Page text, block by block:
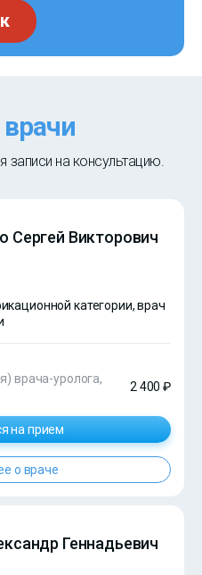
записи на консультацию.
Сергей Викторович
категории, врач
врача-уролога,
2 400 ₽
на прием
о враче
Геннадьевич